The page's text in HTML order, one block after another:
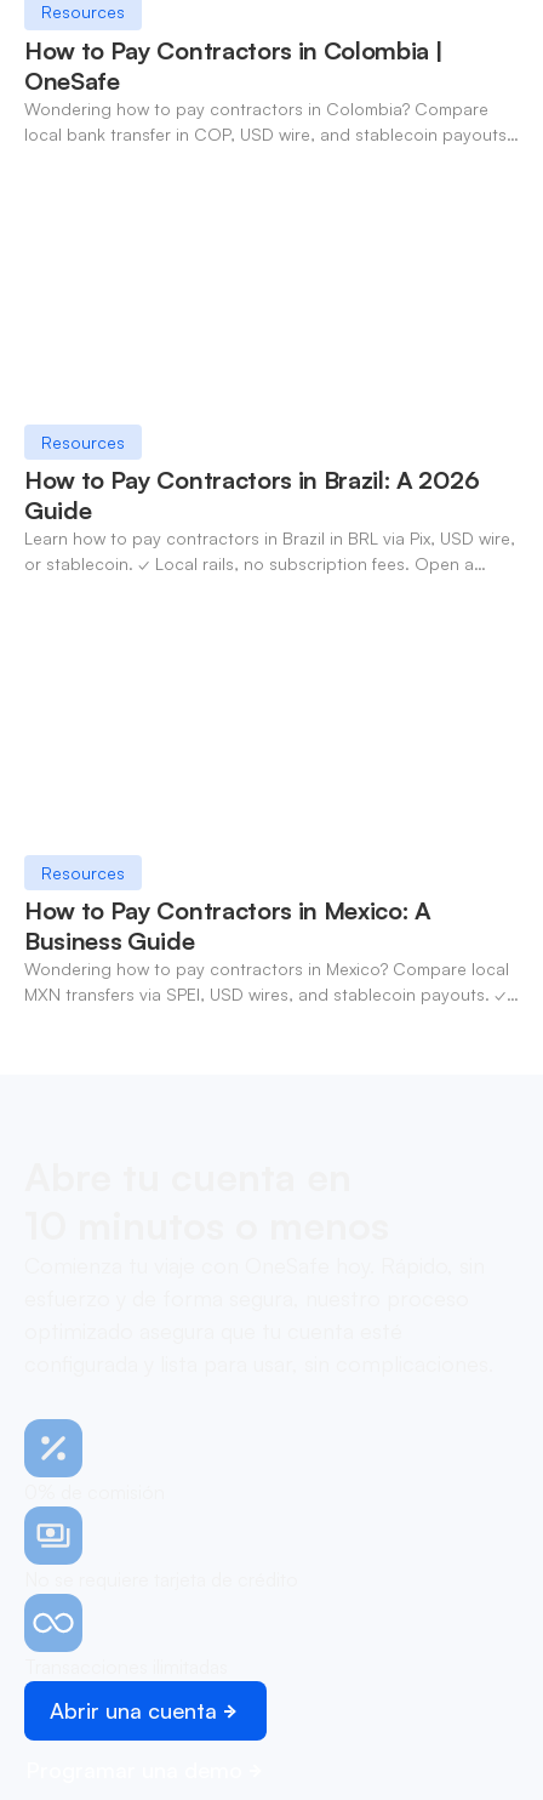
Resources
How to Pay Contractors in Colombia |
OneSafe
Wondering how to pay contractors in Colombia? Compare
local bank transfer in COP, USD wire, and stablecoin payouts.
Resources
How to Pay Contractors in Brazil: A 2026
Guide
Learn how to pay contractors in Brazil in BRL via Pix, USD wire,
or stablecoin. ✓ Local rails, no subscription fees. Open a
Resources
How to Pay Contractors in Mexico: A
Business Guide
Wondering how to pay contractors in Mexico? Compare local
MXN transfers via SPEI, USD wires, and stablecoin payouts. ✓
Abrir una cuenta